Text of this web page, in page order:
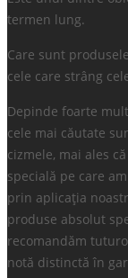
termen lung.
Care sunt
cele care strâng
Depinde foarte
cele mai căutate
cizmele, mai ales
specială pe care
prin aplicația
produse absolut
recomandăm
notă distinctă în